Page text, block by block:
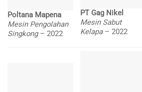
Poltana Mapena
Mesin Pengolahan
Singkong – 2022
PT Gag Nikel
Mesin Sabut
Kelapa – 2022